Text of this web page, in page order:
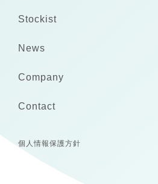
Stockist
News
Company
Contact
個人情報保護方針